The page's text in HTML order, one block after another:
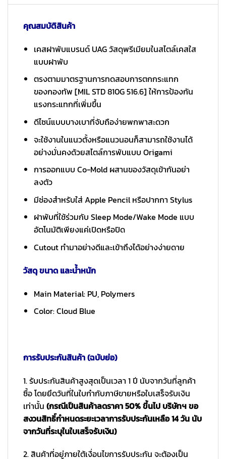
คุณสมบัติสินค้า
เคสฝาพับแบรนด์ UAG วัสดุพรีเมียมในสไตล์เคสใส
แบบฝาพับ
ตรงตามมาตรฐานการทดสอบการตกกระแทก
ของกองทัพ [MIL STD 810G 516.6] ให้การป้องกัน
แรงกระแทกที่เพิ่มขึ้น
ดีไซน์แบบบางเบาที่จับถือง่ายพกพาสะดวก
จะใช้งานในแนวตั้งหรือแนวนอนก็สามารถใช้งานได้
อย่างมั่นคงด้วยสไตล์การพับแบบ Origami
⁣⁢‌​‌‌‌‍‍​​‍​​​‌​‌‍​‍​​‌‍​‌‌‍‌‌​‌​‍‌‌‍‍‍​‍‌‍‌​‍‍​‌‍การออกแบบ Co-Mold ผสานของวัสดุเข้ากันอย่า
ลงตัว
มีช่องสำหรับใส่ Apple Pencil หรือปากกา Stylus
ฝาพับที่ใช้ร่วมกับ Sleep Mode/Wake Mode แบบ
อัตโนมัติเพียงแค่เปิดหรือปิด
Cutout ทำมาอย่างดีและเข้าถึงได้อย่างง่ายดาย
วัสดุ ขนาด และน้ำหนัก
Main Material: PU, Polymers
Color: Cloud Blue
การรับประกันสินค้า (ฉบับย่อ)
1. รับประกันสินค้าสูงสุดเป็นเวลา 1 ปี นับจากวันที่ลูกค้า
ซื้อ โดยยึดวันที่ในใบกำกับภาษีขายหรือใบเสร็จรับเงิน
เท่านั้น (กรณีเป็นสินค้าลดราคา 50% ขึ้นไป บริษัทฯ ขอ
สงวนสิทธิ์กำหนดระยะเวลาการรับประกันเหลือ 14 วัน นับ
จากวันที่ระบุในใบเสร็จรับเงิน)
2. สินค้าที่อยู่ภายใต้เงื่อนไขการรับประกัน จะต้องเป็น